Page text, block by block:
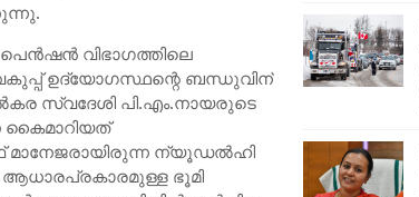
പെന്‍ഷന്‍ വിഭാഗത്തിലെ
ഉദ്യോഗസ്ഥന്റെ ബന്ധുവിന്
സ്വദേശി പി.എം.നായരുടെ
കൈമാറിയത്
മാനേജരായിരുന്ന ന്യൂഡല്‍ഹി
ആധാരപ്രകാരമുള്ള ഭൂമി